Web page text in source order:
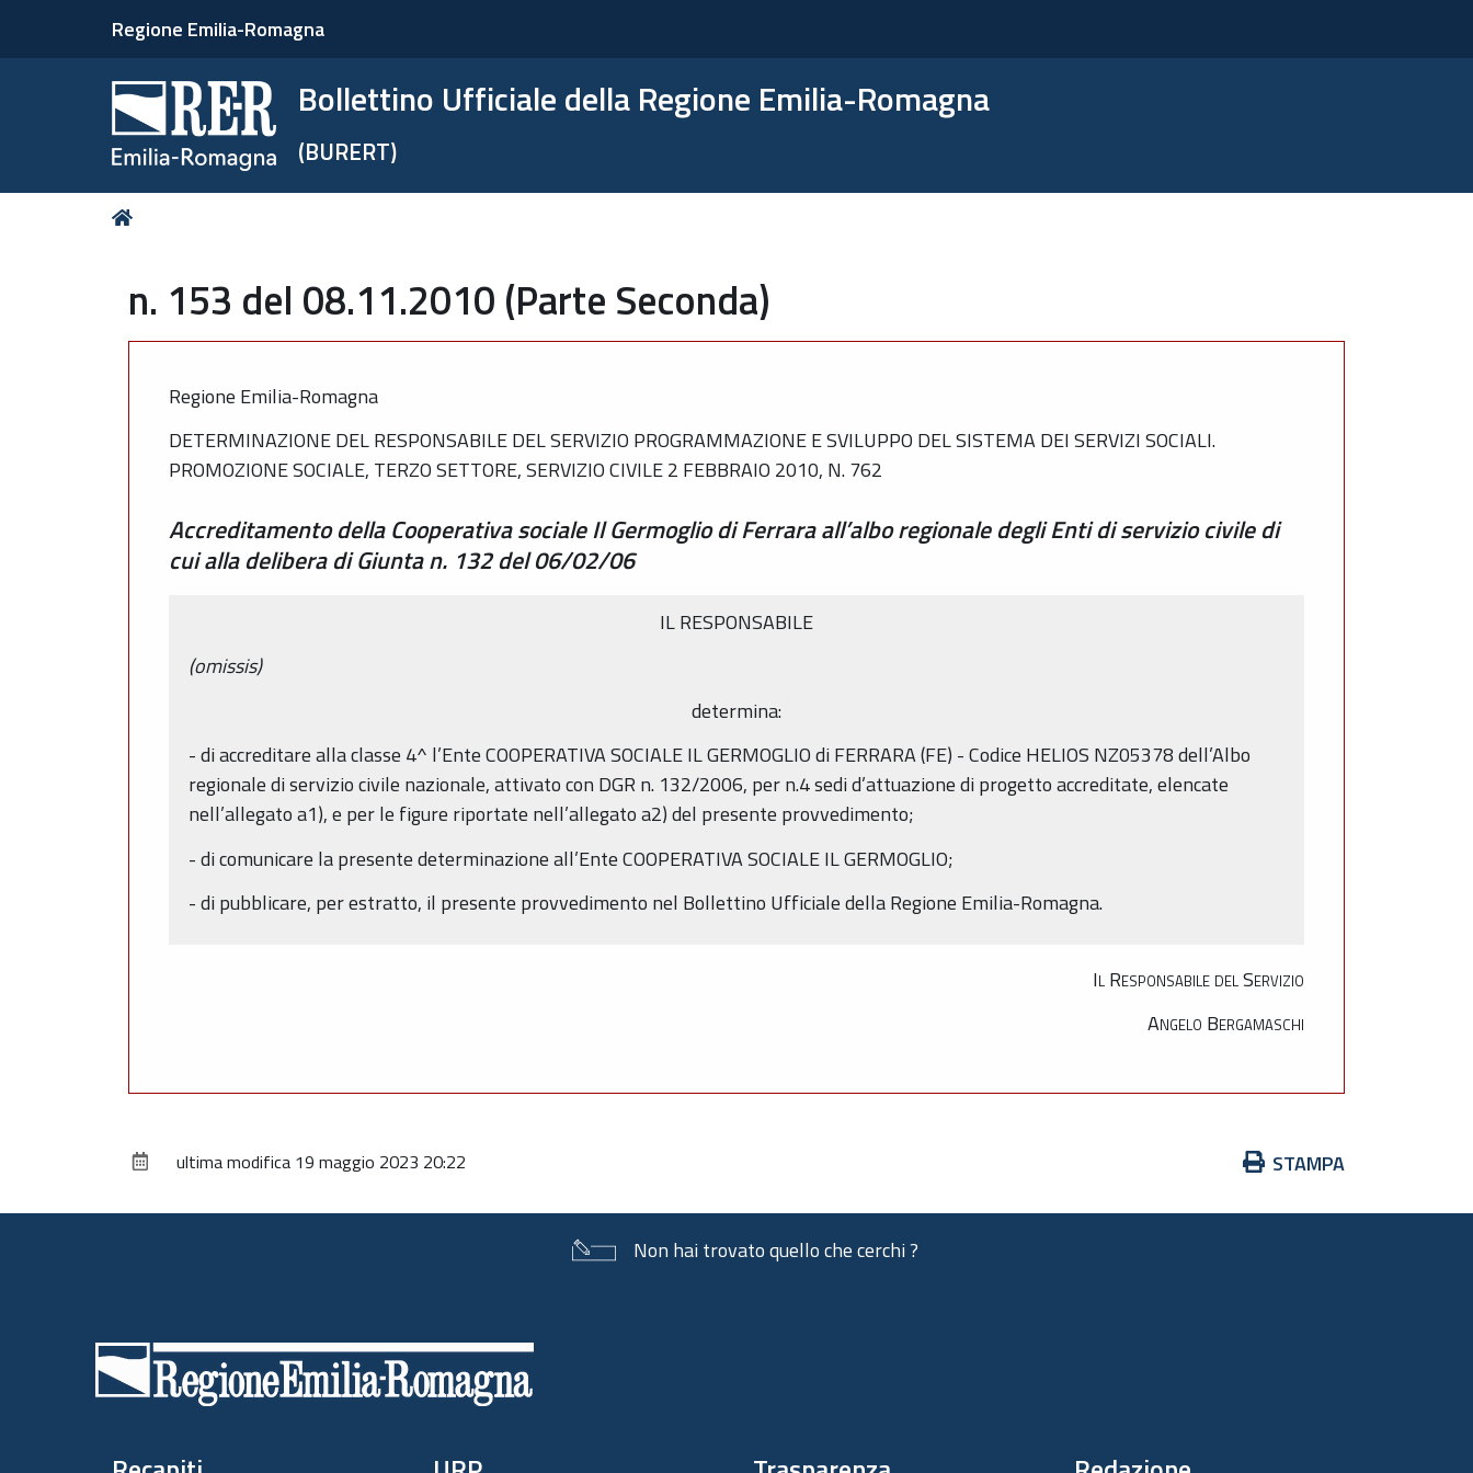
Regione Emilia-Romagna
Bollettino Ufficiale della Regione Emilia-Romagna
(BURERT)
Tu
n. 153 del 08.11.2010 (Parte Seconda)
Regione Emilia-Romagna
DETERMINAZIONE DEL RESPONSABILE DEL SERVIZIO PROGRAMMAZIONE E SVILUPPO DEL SISTEMA DEI SERVIZI SOCIALI.
PROMOZIONE SOCIALE, TERZO SETTORE, SERVIZIO CIVILE 2 FEBBRAIO 2010, N. 762
Accreditamento della Cooperativa sociale Il Germoglio di Ferrara all’albo regionale degli Enti di servizio civile di
cui alla delibera di Giunta n. 132 del 06/02/06
IL RESPONSABILE
(omissis)
determina:
- di accreditare alla classe 4^ l’Ente COOPERATIVA SOCIALE IL GERMOGLIO di FERRARA (FE) - Codice HELIOS NZ05378 dell’Albo
regionale di servizio civile nazionale, attivato con DGR n. 132/2006, per n.4 sedi d’attuazione di progetto accreditate, elencate
nell’allegato a1), e per le figure riportate nell’allegato a2) del presente provvedimento;
- di comunicare la presente determinazione all’Ente COOPERATIVA SOCIALE IL GERMOGLIO;
- di pubblicare, per estratto, il presente provvedimento nel Bollettino Ufficiale della Regione Emilia-Romagna.
Il Responsabile del Servizio
Angelo Bergamaschi
Azioni
documento
STAMPA
ultima modifica 19 maggio 2023 20:22
Non hai trovato quello che cerchi ?